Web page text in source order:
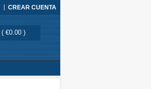
CREAR CUENTA
( €0.00 )